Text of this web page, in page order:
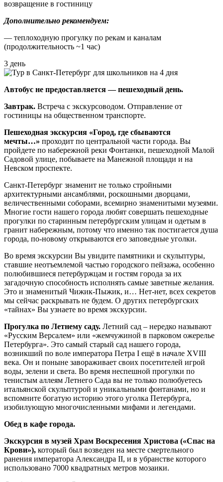
возвращение в гостиницу
Дополнительно рекомендуем:
— теплоходную прогулку по рекам и каналам
(продолжительность ~1 час)
3 день
Автобус не предоставляется — пешеходный день.
Завтрак. Встреча с экскурсоводом. Отправление от
гостиницы на общественном транспорте.
Пешеходная экскурсия «Город, где сбываются
мечты…» проходит по центральной части города. Вы
пройдете по набережной реки Фонтанки, пешеходной Малой
Садовой улице, побываете на Манежной площади и на
Невском проспекте.
Санкт-Петербург знаменит не только стройными
архитектурными ансамблями, роскошными дворцами,
величественными соборами, всемирно знаменитыми музеями.
Многие гости нашего города любят совершать пешеходные
прогулки по старинным петербургским улицам и одетым в
гранит набережным, потому что именно так постигается душа
города, по-новому открываются его заповедные уголки.
Во время экскурсии Вы увидите памятники и скульптуры,
ставшие неотъемлемой частью городского пейзажа, особенно
полюбившиеся петербуржцам и гостям города за их
загадочную способность исполнять самые заветные желания.
Это и знаменитый Чижик-Пыжик, и… Нет-нет, всех секретов
мы сейчас раскрывать не будем. О других петербургских
«тайнах» Вы узнаете во время экскурсии.
Прогулка по Летнему саду. Летний сад – нередко называют
«Русским Версалем» или «жемчужиной в парковом ожерелье
Петербурга». Это самый старый сад нашего города,
возникший по воле императора Петра I ещё в начале XVIII
века. Он и поныне завораживает своих посетителей игрой
воды, зелени и света. Во время неспешной прогулки по
тенистым аллеям Летнего Сада вы не только полюбуетесь
итальянской скульптурой и уникальными фонтанами, но и
вспомните богатую историю этого уголка Петербурга,
изобилующую многочисленными мифами и легендами.
Обед в кафе города.
Экскурсия в музей Храм Воскресения Христова («Спас на
Крови»), который был возведен на месте смертельного
ранения императора Александра II, и в убранстве которого
использовано 7000 квадратных метров мозаики.